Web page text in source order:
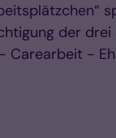
der drei
Carearbeit -